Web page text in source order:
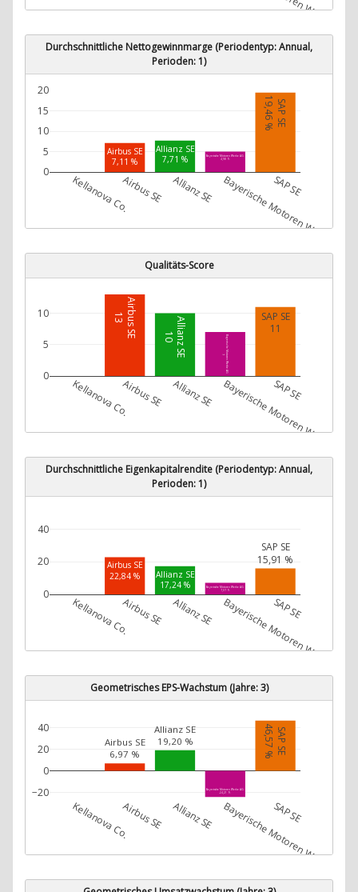
Durchschnittliche Nettogewinnmarge (Periodentyp: Annual,
Perioden: 1)
Airbus SE
7,11 %
Allianz SE
7,71 %
Bayerische Motoren Werke AG
4,98 %
SAP SE
19,46 %
Kellanova Co.Airbus SE Allianz SE Bayerische Motoren Werke AG
SAP SE
0
5
10
15
20
Qualitäts-Score
Airbus SE
13 Allianz SE
10 Bayerische Motoren Werke AG
SAP SE
11
Kellanova Co.Airbus SE Allianz SE Bayerische Motoren Werke AG
SAP SE
0
5
10
Durchschnittliche Eigenkapitalrendite (Periodentyp: Annual,
Perioden: 1)
Airbus SE
22,84 % Allianz SE
17,24 %
Bayerische Motoren Werke AG
7,07 %
SAP SE
15,91 %
Kellanova Co.Airbus SE Allianz SE Bayerische Motoren Werke AG
SAP SE
0
20
40
Geometrisches EPS-Wachstum (Jahre: 3)
Airbus SE
6,97 %
Allianz SE
19,20 %
Bayerische Motoren Werke AG
-24,21 %
SAP SE
46,57 %
Kellanova Co.Airbus SE Allianz SE Bayerische Motoren Werke AG
SAP SE
−20
0
20
40